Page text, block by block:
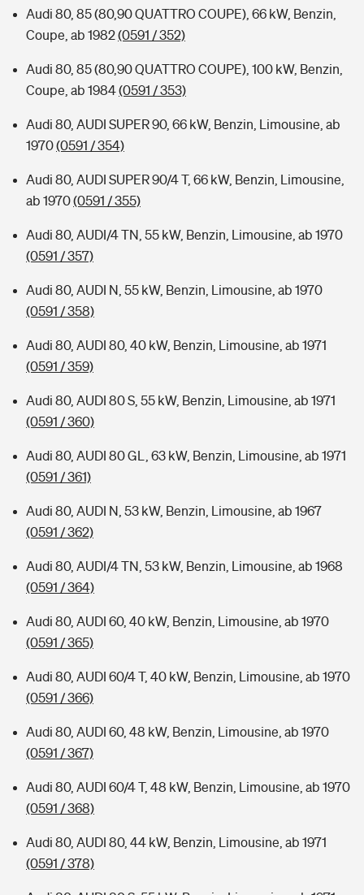
Audi 80, 85 (80,90 QUATTRO COUPE), 66 kW, Benzin,
Coupe, ab 1982(0591 / 352)
Audi 80, 85 (80,90 QUATTRO COUPE), 100 kW, Benzin,
Coupe, ab 1984(0591 / 353)
Audi 80, AUDI SUPER 90, 66 kW, Benzin, Limousine, ab
1970(0591 / 354)
Audi 80, AUDI SUPER 90/4 T, 66 kW, Benzin, Limousine,
ab 1970(0591 / 355)
Audi 80, AUDI/4 TN, 55 kW, Benzin, Limousine, ab 1970
(0591 / 357)
Audi 80, AUDI N, 55 kW, Benzin, Limousine, ab 1970
(0591 / 358)
Audi 80, AUDI 80, 40 kW, Benzin, Limousine, ab 1971
(0591 / 359)
Audi 80, AUDI 80 S, 55 kW, Benzin, Limousine, ab 1971
(0591 / 360)
Audi 80, AUDI 80 GL, 63 kW, Benzin, Limousine, ab 1971
(0591 / 361)
Audi 80, AUDI N, 53 kW, Benzin, Limousine, ab 1967
(0591 / 362)
Audi 80, AUDI/4 TN, 53 kW, Benzin, Limousine, ab 1968
(0591 / 364)
Audi 80, AUDI 60, 40 kW, Benzin, Limousine, ab 1970
(0591 / 365)
Audi 80, AUDI 60/4 T, 40 kW, Benzin, Limousine, ab 1970
(0591 / 366)
Audi 80, AUDI 60, 48 kW, Benzin, Limousine, ab 1970
(0591 / 367)
Audi 80, AUDI 60/4 T, 48 kW, Benzin, Limousine, ab 1970
(0591 / 368)
Audi 80, AUDI 80, 44 kW, Benzin, Limousine, ab 1971
(0591 / 378)